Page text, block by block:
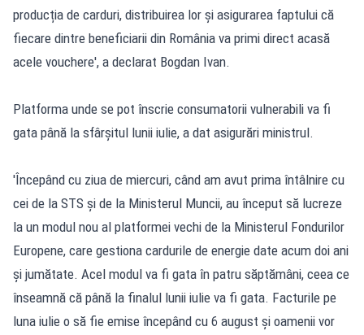
producția de carduri, distribuirea lor și asigurarea faptului că
fiecare dintre beneficiarii din România va primi direct acasă
acele vouchere', a declarat Bogdan Ivan.
Platforma unde se pot înscrie consumatorii vulnerabili va fi
gata până la sfârșitul lunii iulie, a dat asigurări ministrul.
'Începând cu ziua de miercuri, când am avut prima întâlnire cu
cei de la STS și de la Ministerul Muncii, au început să lucreze
la un modul nou al platformei vechi de la Ministerul Fondurilor
Europene, care gestiona cardurile de energie date acum doi ani
și jumătate. Acel modul va fi gata în patru săptămâni, ceea ce
înseamnă că până la finalul lunii iulie va fi gata. Facturile pe
luna iulie o să fie emise începând cu 6 august și oamenii vor